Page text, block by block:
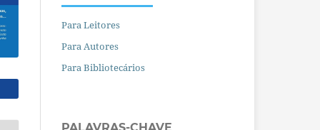
Para Leitores
Para Autores
Para Bibliotecários